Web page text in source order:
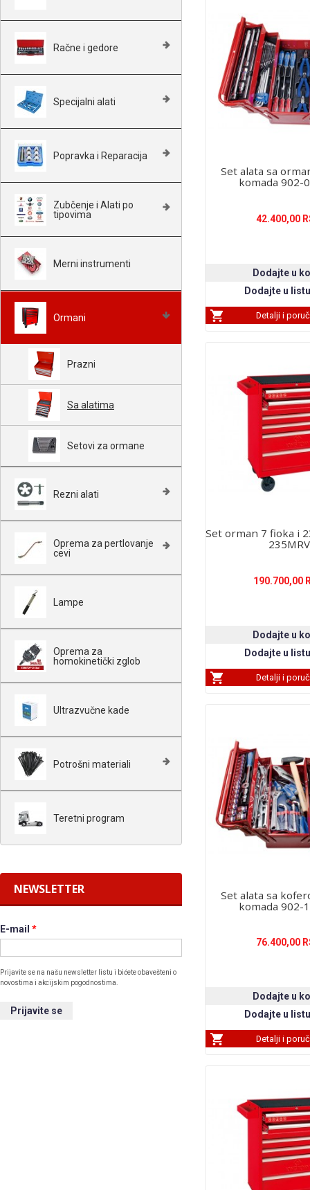
Račne i gedore
Specijalni alati
Popravka i Reparacija
Zubčenje i Alati po
tipovima
Merni instrumenti
Ormani
Prazni
Sa alatima
Setovi za ormane
Rezni alati
Oprema za pertlovanje
cevi
Lampe
Oprema za
homokinetički zglob
Ultrazvučne kade
Potrošni materiali
Teretni program
NEWSLETTER
E-mail *
Prijavite se na našu newsletter listu i bićete obavešteni o
novostima i akcijskim pogodnostima.
Set alata sa
komada 902-
42.400,00
Detalji i
Set orman 7 fioka i
235MRV
190.700,00
Detalji i
Set alata sa
komada 902-
76.400,00
Detalji i